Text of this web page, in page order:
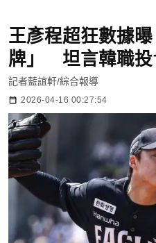
王彥程超狂數據
牌」 坦言韓職投
記者藍誼軒/綜合報導
2026-04-16 00:27:54